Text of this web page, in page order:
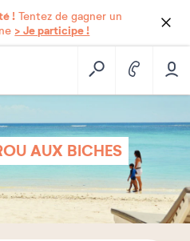
! Tentez de gagner un
> Je participe !
AUX BICHES